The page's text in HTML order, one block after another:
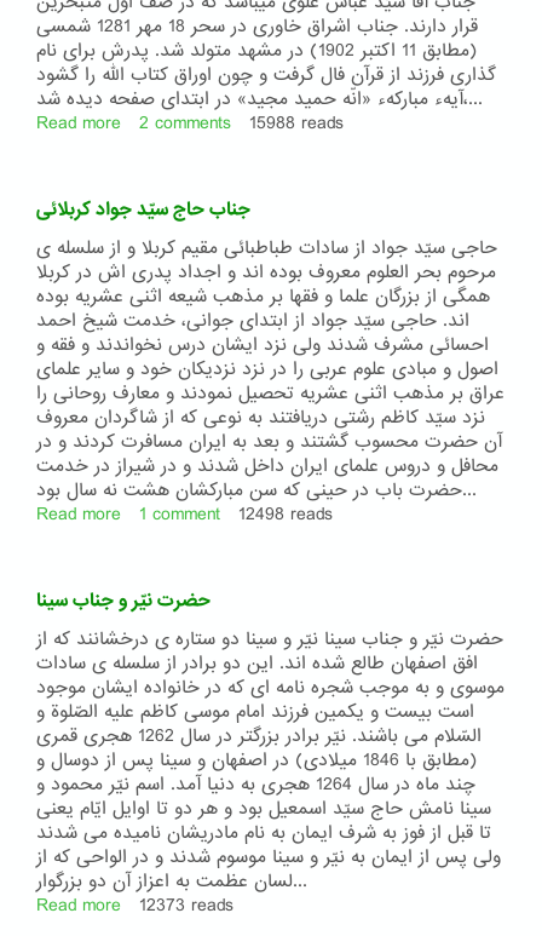
قرار دارند. جناب اشراق خاوری در سحر 18 مهر 1281 شمسی
(مطابق 11 اکتبر 1902) در مشهد متولد شد. پدرش برای نام
گذاری فرزند از قرآن فال گرفت و چون اوراق کتاب الله را گشود
آیهء مبارکهء «انّه حمید مجید» در ابتدای صفحه دیده شد،...
Read more about
اشراق
خاوری
2 comments 15988 reads
جناب حاج سیّد جواد کربلائی
حاجی سیّد جواد از سادات طباطبائی مقیم کربلا و از سلسله ی
مرحوم بحر العلوم معروف بوده اند و اجداد پدری اش در کربلا
همگی از بزرگان علما و فقها بر مذهب شیعه اثنی عشریه بوده
اند. حاجی سیّد جواد از ابتدای جوانی، خدمت شیخ احمد
احسائی مشرف شدند ولی نزد ایشان درس نخواندند و فقه و
اصول و مبادی علوم عربی را در نزد نزدیکان خود و سایر علمای
عراق بر مذهب اثنی عشریه تحصیل نمودند و معارف روحانی را
نزد سیّد کاظم رشتی دریافتند به نوعی که از شاگردان معروف
آن حضرت محسوب گشتند و بعد به ایران مسافرت کردند و در
محافل و دروس علمای ایران داخل شدند و در شیراز در خدمت
حضرت باب در حینی که سن مبارکشان هشت نه سال بود...
Read more about
سیّد
جواد
کربلائی
1 comment 12498 reads
حضرت نیّر و جناب سینا
حضرت نیّر و جناب سینا نیّر و سینا دو ستاره ی درخشانند که از
افق اصفهان طالع شده اند. این دو برادر از سلسله ی سادات
موسوی و به موجب شجره نامه ای که در خانواده ایشان موجود
است بیست و یکمین فرزند امام موسی کاظم علیه الصّلوة و
السّلام می باشند. نیّر برادر بزرگتر در سال 1262 هجری قمری
(مطابق با 1846 میلادی) در اصفهان و سینا پس از دوسال و
چند ماه در سال 1264 هجری به دنیا آمد. اسم نیّر محمود و
سینا نامش حاج سیّد اسمعیل بود و هر دو تا اوایل ایّام یعنی
تا قبل از فوز به شرف ایمان به نام مادریشان نامیده می شدند
ولی پس از ایمان به نیّر و سینا موسوم شدند و در الواحی که از
لسان عظمت به اعزاز آن دو بزرگوار...
Read more about
12373 reads